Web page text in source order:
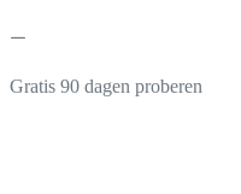
Gratis 90 dagen proberen